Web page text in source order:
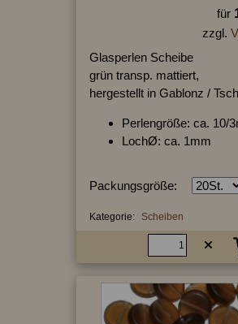
für
zzgl.
Glasperlen Scheibe
grün transp. mattiert,
hergestellt in Gablonz /
Perlengröße: ca. 10/
LochØ: ca. 1mm
Packungsgröße:
Kategorie: Scheiben